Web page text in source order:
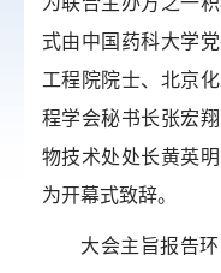
式由中国药科大学
工程院院士、北京
程学会秘书长张宏
物技术处处长黄英
为开幕式致辞。
大会主旨报告